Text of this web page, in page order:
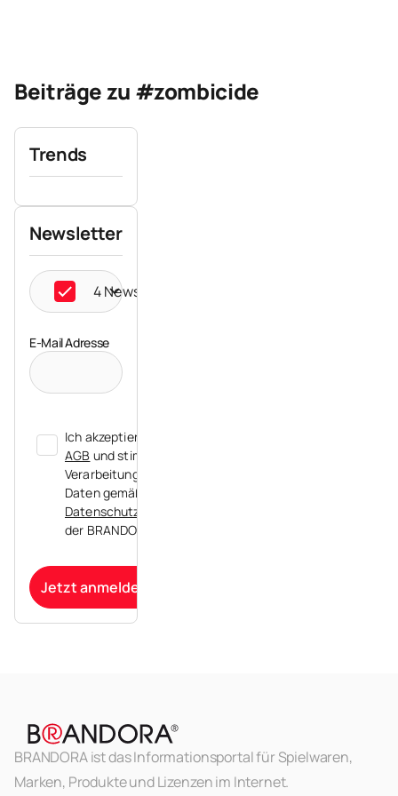
Beiträge zu #zombicide
Trends
Newsletter
4 Newsletter ausgewählt
E-Mail Adresse
Ich akzeptiere die
AGB und stimme der
Verarbeitung meiner
Daten gemäß der
Datenschutzerklärung
der BRANDORA zu.
Jetzt anmelden
BRANDORA ist das Informationsportal für Spielwaren,
Marken, Produkte und Lizenzen im Internet.